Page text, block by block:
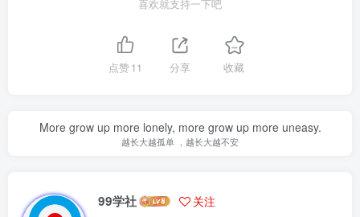
喜欢就支持一下吧
点赞11 分享 收藏
More grow up more lonely, more grow up more uneasy.
越长大越孤单 ，越长大越不安
99学社 关注